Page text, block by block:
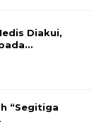
Diakui,
“Segitiga